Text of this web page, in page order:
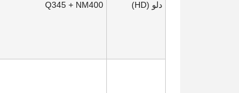
دلو (HD) Q345 + NM400